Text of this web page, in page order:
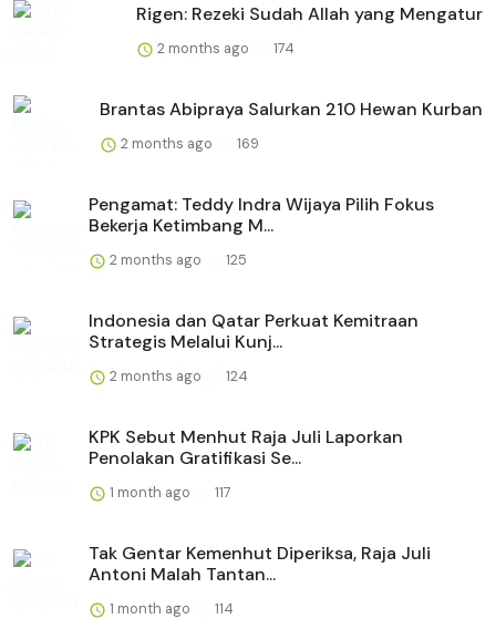
Rigen: Rezeki Sudah Allah yang Mengatur
2 months ago 174
Brantas Abipraya Salurkan 210 Hewan Kurban
2 months ago 169
Pengamat: Teddy Indra Wijaya Pilih Fokus
Bekerja Ketimbang M...
2 months ago 125
Indonesia dan Qatar Perkuat Kemitraan
Strategis Melalui Kunj...
2 months ago 124
KPK Sebut Menhut Raja Juli Laporkan
Penolakan Gratifikasi Se...
1 month ago 117
Tak Gentar Kemenhut Diperiksa, Raja Juli
Antoni Malah Tantan...
1 month ago 114